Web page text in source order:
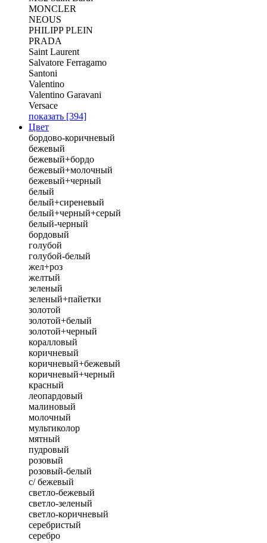
MONCLER
NEOUS
PHILIPP PLEIN
PRADA
Saint Laurent
Salvatore Ferragamo
Santoni
Valentino
Valentino Garavani
Versace
показать [394]
Цвет
бордово-коричневый
бежевый
бежевый+бордо
бежевый+молочный
бежевый+черный
белый
белый+сиреневый
белый+черный+серый
белый-черный
бордовый
голубой
голубой-белый
жел+роз
желтый
зеленый
зеленый+пайетки
золотой
золотой+белый
золотой+черный
коралловый
коричневый
коричневый+бежевый
коричневый+черный
красный
леопардовый
малиновый
молочный
мультиколор
мятный
пудровый
розовый
розовый-белый
с/ бежевый
светло-бежевый
светло-зеленый
светло-коричневый
серебристый
серебро